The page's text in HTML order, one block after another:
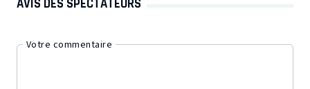
AVIS DES SPECTATEURS
Votre commentaire